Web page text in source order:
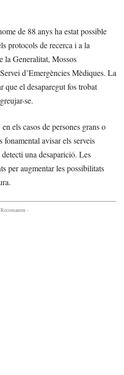
de 88 anys ha estat possible
protocols de recerca i a la
la Generalitat, Mossos
d’Emergències Mèdiques. La
el desaparegut fos trobat
se.
els casos de persones grans o
fonamental avisar els serveis
una desaparició. Les
per augmentar les possibilitats
-